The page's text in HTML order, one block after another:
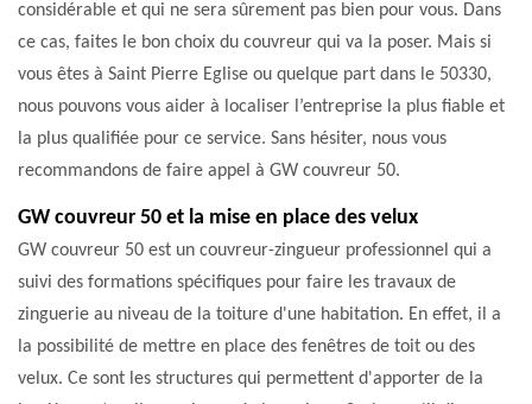
considérable et qui ne sera sûrement pas bien pour vous. Dans
ce cas, faites le bon choix du couvreur qui va la poser. Mais si
vous êtes à Saint Pierre Eglise ou quelque part dans le 50330,
nous pouvons vous aider à localiser l’entreprise la plus fiable et
la plus qualifiée pour ce service. Sans hésiter, nous vous
recommandons de faire appel à GW couvreur 50.
GW couvreur 50 et la mise en place des velux
GW couvreur 50 est un couvreur-zingueur professionnel qui a
suivi des formations spécifiques pour faire les travaux de
zinguerie au niveau de la toiture d'une habitation. En effet, il a
la possibilité de mettre en place des fenêtres de toit ou des
velux. Ce sont les structures qui permettent d'apporter de la